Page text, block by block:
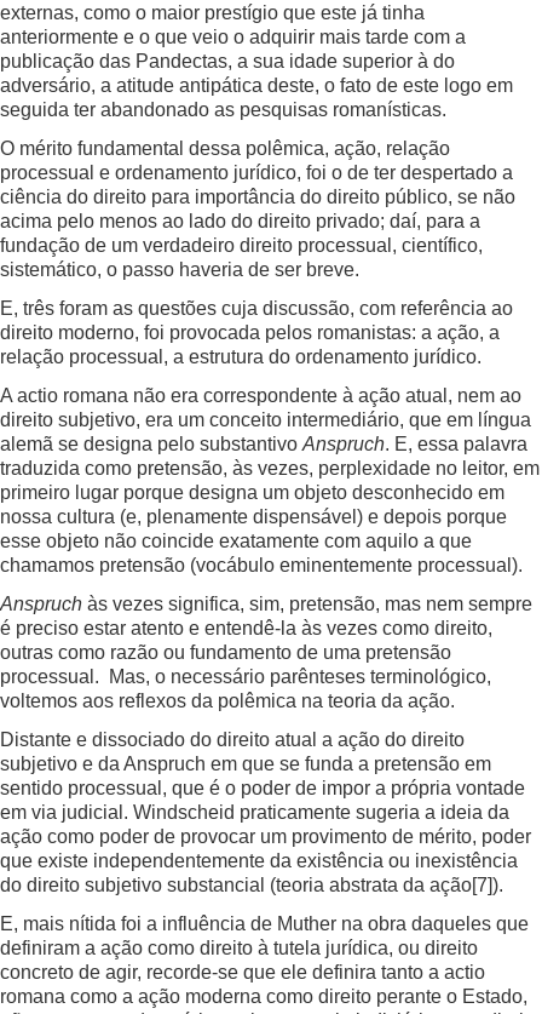
externas, como o maior prestígio que este já tinha
anteriormente e o que veio o adquirir mais tarde com a
publicação das Pandectas, a sua idade superior à do
adversário, a atitude antipática deste, o fato de este logo em
seguida ter abandonado as pesquisas romanísticas.
O mérito fundamental dessa polêmica, ação, relação
processual e ordenamento jurídico, foi o de ter despertado a
ciência do direito para importância do direito público, se não
acima pelo menos ao lado do direito privado; daí, para a
fundação de um verdadeiro direito processual, científico,
sistemático, o passo haveria de ser breve.
E, três foram as questões cuja discussão, com referência ao
direito moderno, foi provocada pelos romanistas: a ação, a
relação processual, a estrutura do ordenamento jurídico.
A actio romana não era correspondente à ação atual, nem ao
direito subjetivo, era um conceito intermediário, que em língua
alemã se designa pelo substantivo Anspruch. E, essa palavra
traduzida como pretensão, às vezes, perplexidade no leitor, em
primeiro lugar porque designa um objeto desconhecido em
nossa cultura (e, plenamente dispensável) e depois porque
esse objeto não coincide exatamente com aquilo a que
chamamos pretensão (vocábulo eminentemente processual).
Anspruch às vezes significa, sim, pretensão, mas nem sempre
é preciso estar atento e entendê-la às vezes como direito,
outras como razão ou fundamento de uma pretensão
processual. Mas, o necessário parênteses terminológico,
voltemos aos reflexos da polêmica na teoria da ação.
Distante e dissociado do direito atual a ação do direito
subjetivo e da Anspruch em que se funda a pretensão em
sentido processual, que é o poder de impor a própria vontade
em via judicial. Windscheid praticamente sugeria a ideia da
ação como poder de provocar um provimento de mérito, poder
que existe independentemente da existência ou inexistência
do direito subjetivo substancial (teoria abstrata da ação[7]).
E, mais nítida foi a influência de Muther na obra daqueles que
definiram a ação como direito à tutela jurídica, ou direito
concreto de agir, recorde-se que ele definira tanto a actio
romana como a ação moderna como direito perante o Estado,